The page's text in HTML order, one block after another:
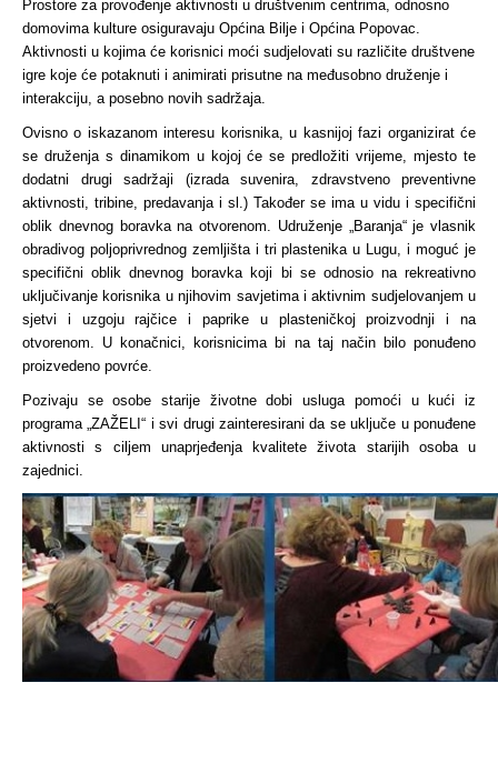
Prostore za provođenje aktivnosti u društvenim centrima, odnosno
domovima kulture osiguravaju Općina Bilje i Općina Popovac.
Aktivnosti u kojima će korisnici moći sudjelovati su različite društvene
igre koje će potaknuti i animirati prisutne na međusobno druženje i
interakciju, a posebno novih sadržaja.
Ovisno o iskazanom interesu korisnika, u kasnijoj fazi organizirat će
se druženja s dinamikom u kojoj će se predložiti vrijeme, mjesto te
dodatni drugi sadržaji (izrada suvenira, zdravstveno preventivne
aktivnosti, tribine, predavanja i sl.) Također se ima u vidu i specifični
oblik dnevnog boravka na otvorenom. Udruženje „Baranja“ je vlasnik
obradivog poljoprivrednog zemljišta i tri plastenika u Lugu, i moguć je
specifični oblik dnevnog boravka koji bi se odnosio na rekreativno
uključivanje korisnika u njihovim savjetima i aktivnim sudjelovanjem u
sjetvi i uzgoju rajčice i paprike u plasteničkoj proizvodnji i na
otvorenom. U konačnici, korisnicima bi na taj način bilo ponuđeno
proizvedeno povrće.
Pozivaju se osobe starije životne dobi usluga pomoći u kući iz
programa „ZAŽELI“ i svi drugi zainteresirani da se uključe u ponuđene
aktivnosti s ciljem unaprjeđenja kvalitete života starijih osoba u
zajednici.